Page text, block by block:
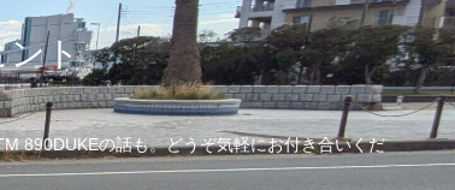
ント
890DUKEの話も。どうぞ気軽にお付き合いくだ